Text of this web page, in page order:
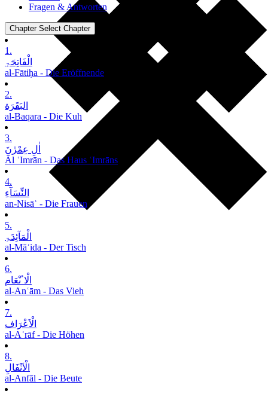
Fragen & Antworten
Chapter Select Chapter
1.
الْفَاتِحَۃِ
al-Fātiḥa - Die Eröffnende
2.
البَقَرَة
al-Baqara - Die Kuh
3.
اٰلِ عِمْرٰنَ
Āl ʿImrān - Das Haus ʿImrāns
4.
النِّسَآءِ
an-Nisāʾ - Die Frauen
5.
الْمَآئِدَۃِ
al-Māʾida - Der Tisch
6.
الْاٴنْعَام
al-Anʿām - Das Vieh
7.
الْاَعْرَاف
al-Aʿrāf - Die Höhen
8.
الْاَنْفَالِ
al-Anfāl - Die Beute